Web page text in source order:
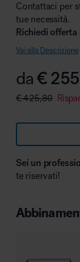
Area hospitality
MillerKnoll
Contattaci per
tue necessità.
Richiedi offerta
Vai alla Descrizione
da€
€425,80
Sei un
te riservati!